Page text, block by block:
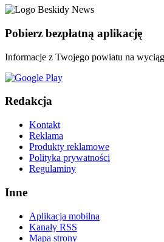
Pobierz bezpłatną aplikację
Informacje z Twojego powiatu na
Redakcja
Kontakt
Reklama
Produkty reklamowe
Polityka prywatności
Regulaminy
Inne
Aplikacja mobilna
Kanały RSS
Mapa strony